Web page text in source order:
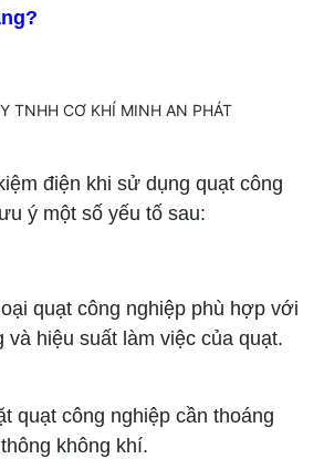
điện khi sử dụng quạt công
ý một số yếu tố sau:
quạt công nghiệp phù hợp với
và hiệu suất làm việc của quạt.
quạt công nghiệp cần thoáng
không khí.